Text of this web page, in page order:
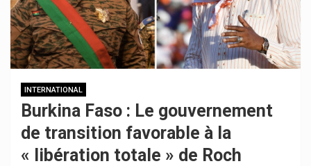
INTERNATIONAL
Burkina Faso : Le gouvernement
de transition favorable à la
« libération totale » de Roch